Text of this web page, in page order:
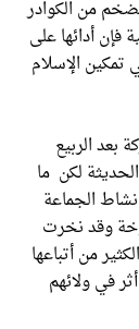
من الكوادر
فإن أدائها على
تمكين الإسلام
بعد الربيع
لكن ما
الجماعة
وقد نخرت
من أتباعها
في ولائهم